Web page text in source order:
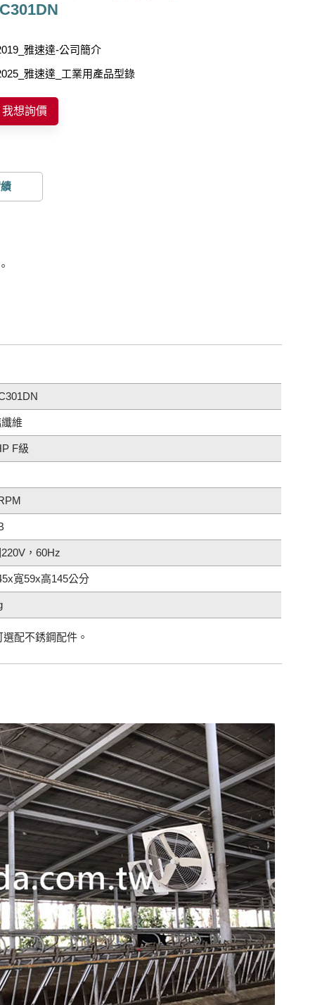
雅速達-公司簡介
雅速達_工業用產品型錄
我想詢價
維
F級
，60Hz
寬59x高145公分
配不銹鋼配件。